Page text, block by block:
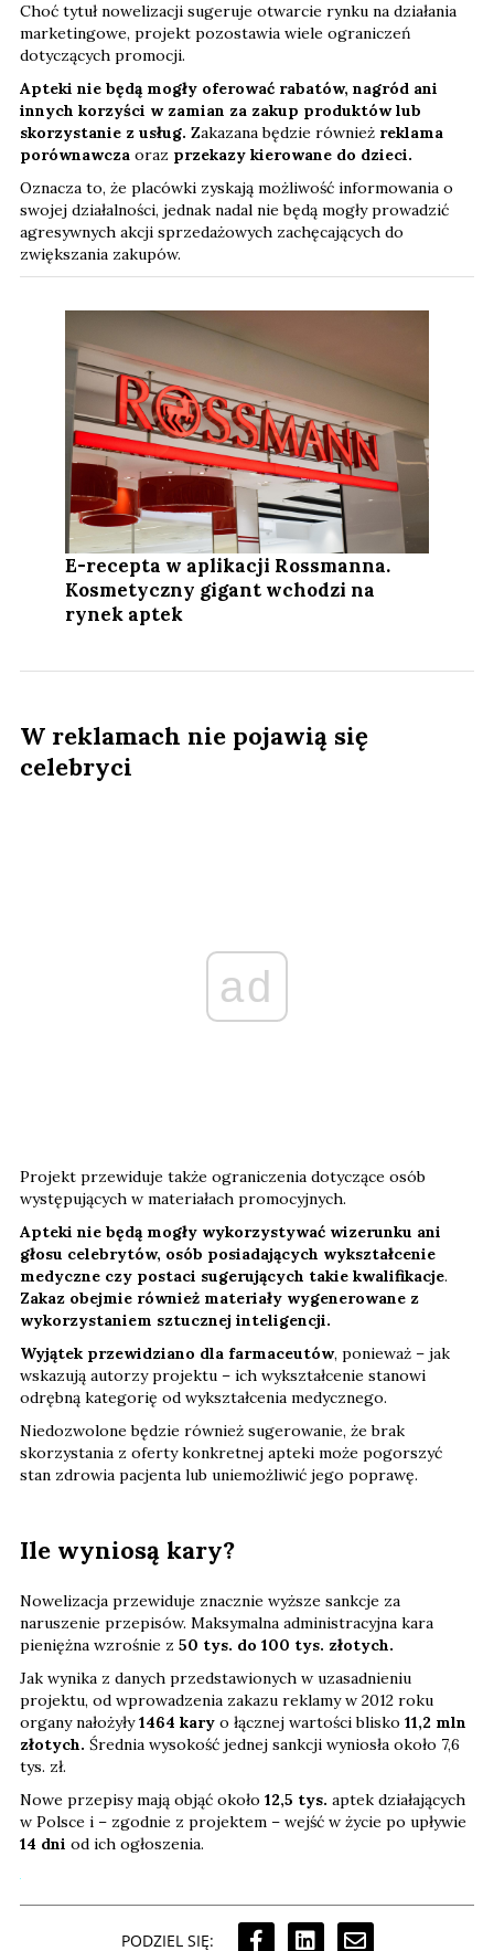
Choć tytuł nowelizacji sugeruje otwarcie rynku na działania
marketingowe, projekt pozostawia wiele ograniczeń
dotyczących promocji.
Apteki nie będą mogły oferować rabatów, nagród ani
innych korzyści w zamian za zakup produktów lub
skorzystanie z usług. Zakazana będzie również reklama
porównawcza oraz przekazy kierowane do dzieci.
Oznacza to, że placówki zyskają możliwość informowania o
swojej działalności, jednak nadal nie będą mogły prowadzić
agresywnych akcji sprzedażowych zachęcających do
zwiększania zakupów.
E-recepta w aplikacji Rossmanna.
Kosmetyczny gigant wchodzi na
rynek aptek
W reklamach nie pojawią się
celebryci
ad
Projekt przewiduje także ograniczenia dotyczące osób
występujących w materiałach promocyjnych.
Apteki nie będą mogły wykorzystywać wizerunku ani
głosu celebrytów, osób posiadających wykształcenie
medyczne czy postaci sugerujących takie kwalifikacje.
Zakaz obejmie również materiały wygenerowane z
wykorzystaniem sztucznej inteligencji.
Wyjątek przewidziano dla farmaceutów, ponieważ – jak
wskazują autorzy projektu – ich wykształcenie stanowi
odrębną kategorię od wykształcenia medycznego.
Niedozwolone będzie również sugerowanie, że brak
skorzystania z oferty konkretnej apteki może pogorszyć
stan zdrowia pacjenta lub uniemożliwić jego poprawę.
Ile wyniosą kary?
Nowelizacja przewiduje znacznie wyższe sankcje za
naruszenie przepisów. Maksymalna administracyjna kara
pieniężna wzrośnie z 50 tys. do 100 tys. złotych.
Jak wynika z danych przedstawionych w uzasadnieniu
projektu, od wprowadzenia zakazu reklamy w 2012 roku
organy nałożyły1464 kary o łącznej wartości blisko 11,2 mln
złotych. Średnia wysokość jednej sankcji wyniosła około 7,6
tys. zł.
Nowe przepisy mają objąć około 12,5 tys. aptek działających
w Polsce i – zgodnie z projektem – wejść w życie po upływie
14 dni od ich ogłoszenia.
PODZIEL SIĘ: